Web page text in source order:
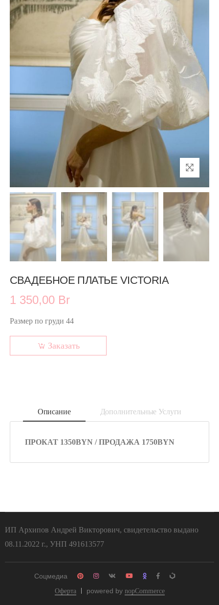
СВАДЕБНОЕ ПЛАТЬЕ VICTORIA
1 350,00 Br
Размер по груди 44
Заказать
Описание Дополнительные Услуги
ПРОКАТ 1350BYN / ПРОДАЖА 1750BYN
ИП Архипов Андрей Викторович, свидетельство выдано
08.11.2022 г., УНП 491613577
Оферта powered by nopCommerce
Соцмедиа